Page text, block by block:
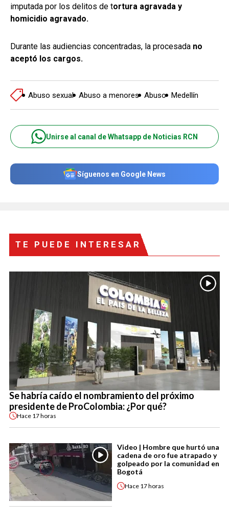
imputada por los delitos de tortura agravada y
homicidio agravado.
Durante las audiencias concentradas, la procesada no
aceptó los cargos.
Abuso sexual Abuso a menores Abuso Medellín
Unirse al canal de Whatsapp de Noticias RCN
Síguenos en Google News
TE PUEDE INTERESAR
Se habría caído el nombramiento del próximo
presidente de ProColombia: ¿Por qué?
Hace 17 horas
Video | Hombre que hurtó una
cadena de oro fue atrapado y
golpeado por la comunidad en
Bogotá
Hace 17 horas